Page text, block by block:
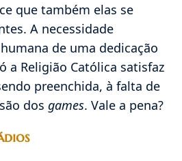
que também elas se
A necessidade
de uma dedicação
a Religião Católica satisfaz
preenchida, à falta de
dosgames. Vale a pena?